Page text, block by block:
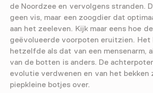
de Noordzee en vervolgens stranden.
geen vis, maar een zoogdier dat
aan het zeeleven. Kijk maar eens hoe
geëvolueerde voorpoten eruitzien. Het
hetzelfde als dat van een mensenarm,
van de botten is anders. De
evolutie verdwenen en van het bekken
piepkleine botjes over.